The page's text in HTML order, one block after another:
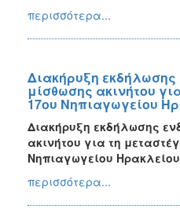
περισσότερα...
Διακήρυξη εκδήλωσης
μίσθωσης ακινήτου
17ου Νηπιαγωγείου
Διακήρυξη εκδήλωσης
ακινήτου για τη
Νηπιαγωγείου Ηρακλείου
περισσότερα...